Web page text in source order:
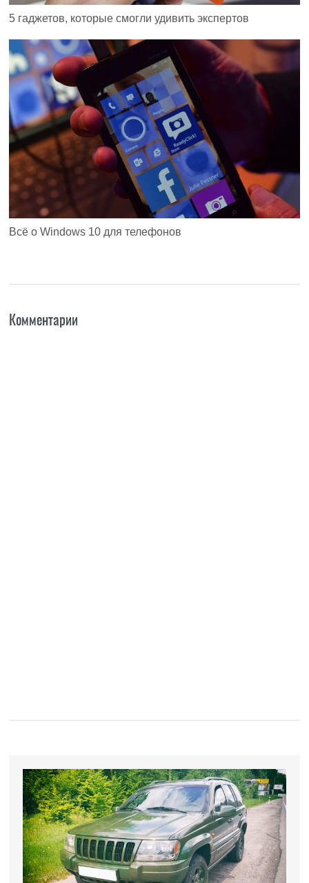
5 гаджетов, которые смогли удивить экспертов
Всё о Windows 10 для телефонов
Комментарии